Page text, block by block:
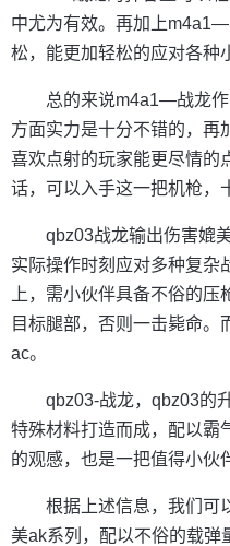
中尤为有效。再加上
松，能更加轻松的应对各种
总的来说m4a1—战龙
方面实力是十分不错的，
喜欢点射的玩家能更尽情的
话，可以入手这一把机枪，
qbz03战龙输出伤害媲
实际操作时刻应对多种复杂
上，需小伙伴具备不俗的
目标腿部，否则一击毙命。
ac。
qbz03-战龙，qbz03的
特殊材料打造而成，配以霸
的观感，也是一把值得小伙
根据上述信息，我们可
美ak系列，配以不俗的载弹